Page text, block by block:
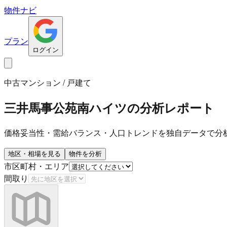
物件ナビ
プラン
ログイン
中古マンション / 戸建て
三井馬事公苑南ハイツの分析レポート
価格妥当性・需給バランス・人口トレンドを独自データで分
地区・相場を見る 物件を分析
市区町村・エリア
間取り